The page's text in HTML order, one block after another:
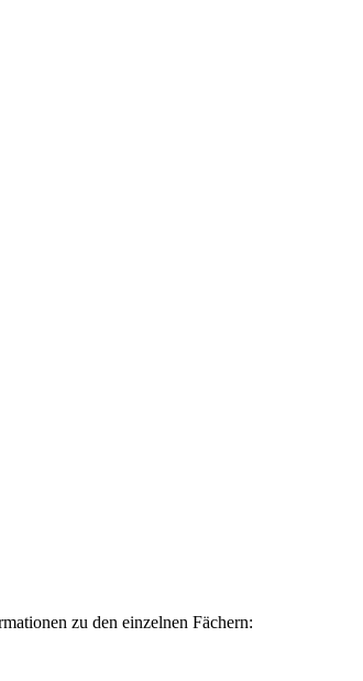
zu den einzelnen Fächern: